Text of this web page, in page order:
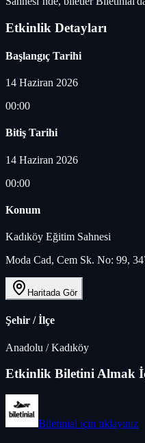
Etkinlik Detayları
Başlangıç Tarihi
14 Haziran 2026
00:00
Bitiş Tarihi
14 Haziran 2026
00:00
Konum
Kadıköy Eğitim Sahnesi
Moda Cad, Cem Sk. No: 99,
Haritada Gör
Şehir / İlçe
Anadolu /Kadıköy
Etkinlik Biletini Almak
Biletinial için tıklayınız